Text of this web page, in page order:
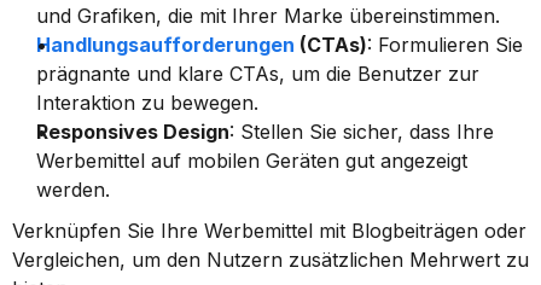
und Grafiken, die mit Ihrer Marke übereinstimmen.
Handlungsaufforderungen (CTAs): Formulieren Sie
prägnante und klare CTAs, um die Benutzer zur
Interaktion zu bewegen.
Responsives Design: Stellen Sie sicher, dass Ihre
Werbemittel auf mobilen Geräten gut angezeigt
werden.
Verknüpfen Sie Ihre Werbemittel mit Blogbeiträgen oder
Vergleichen, um den Nutzern zusätzlichen Mehrwert zu